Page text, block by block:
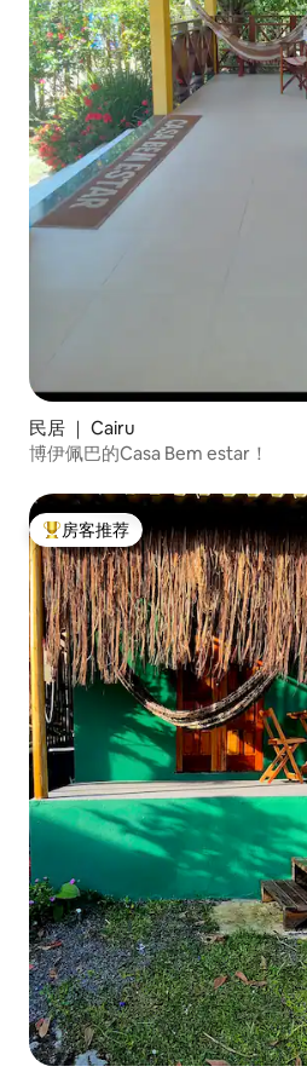
民居 ｜ Cairu
博伊佩巴的Casa Bem estar！
热门「房客推荐」
房客推荐